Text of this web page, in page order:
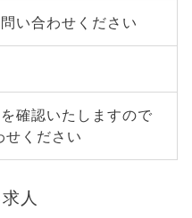
い合わせください
確認いたしますので
せください
人